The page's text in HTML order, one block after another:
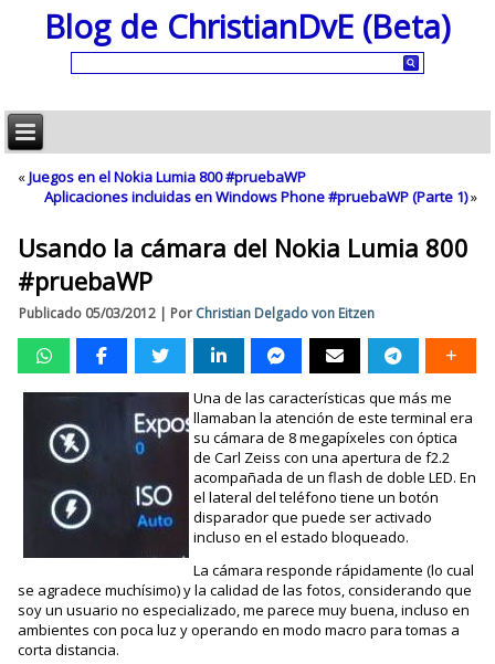
Blog de ChristianDvE (Beta)
«Juegos en el Nokia Lumia 800 #pruebaWP
Aplicaciones incluidas en Windows Phone #pruebaWP (Parte 1)»
Usando la cámara del Nokia Lumia 800
#pruebaWP
Publicado 05/03/2012 | Por Christian Delgado von Eitzen
Una de las características que más me
llamaban la atención de este terminal era
su cámara de 8 megapíxeles con óptica
de Carl Zeiss con una apertura de f2.2
acompañada de un flash de doble LED. En
el lateral del teléfono tiene un botón
disparador que puede ser activado
incluso en el estado bloqueado.
La cámara responde rápidamente (lo cual
se agradece muchísimo) y la calidad de las fotos, considerando que
soy un usuario no especializado, me parece muy buena, incluso en
ambientes con poca luz y operando en modo macro para tomas a
corta distancia.